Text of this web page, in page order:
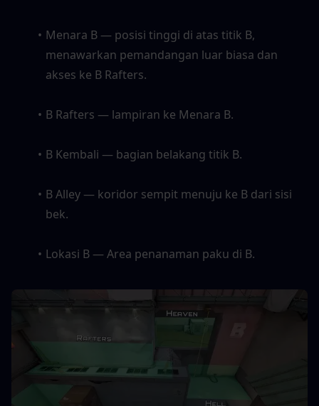
Menara B — posisi tinggi di atas titik B,
menawarkan pemandangan luar biasa dan
akses ke B Rafters.
B Rafters — lampiran ke Menara B.
B Kembali — bagian belakang titik B.
B Alley — koridor sempit menuju ke B dari sisi
bek.
Lokasi B — Area penanaman paku di B.